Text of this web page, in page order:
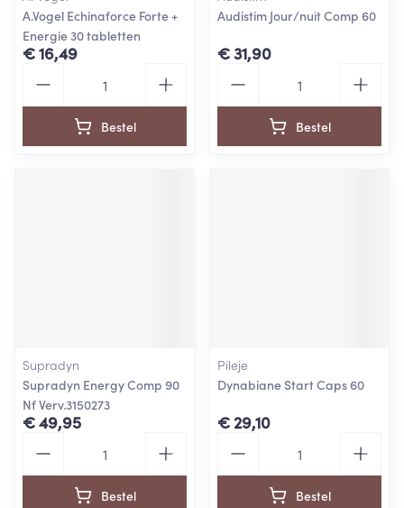
A.Vogel Echinaforce Forte +
Energie 30 tabletten
€ 16,49
Bestel
Audistim Jour/nuit Comp 60
€ 31,90
Bestel
Supradyn
Supradyn Energy Comp 90
Nf Verv.3150273
€ 49,95
Bestel
Pileje
Dynabiane Start Caps 60
€ 29,10
Bestel